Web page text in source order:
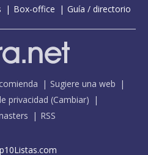
Box-office Guía / directorio
Sugiere una web
privacidad (Cambiar)
RSS